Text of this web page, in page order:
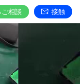
相談 接触